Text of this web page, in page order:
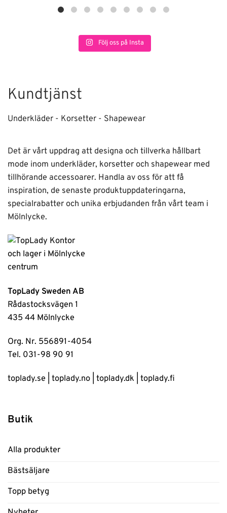
Följ oss på Insta
Kundtjänst
Underkläder - Korsetter - Shapewear
Det är vårt uppdrag att designa och tillverka hållbart
mode inom underkläder, korsetter och shapewear med
tillhörande accessoarer. Handla av oss för att få
inspiration, de senaste produktuppdateringarna,
specialrabatter och unika erbjudanden från vårt team i
Mölnlycke.
TopLady Sweden AB
Rådastocksvägen 1
435 44 Mölnlycke
Org. Nr. 556891-4054
Tel. 031-98 90 91
toplady.se toplady.no toplady.dk toplady.fi
Butik
Alla produkter
Bästsäljare
Topp betyg